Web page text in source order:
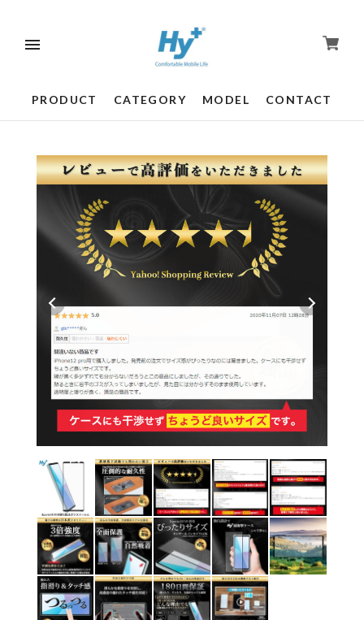
PRODUCT CATEGORY MODEL CONTACT